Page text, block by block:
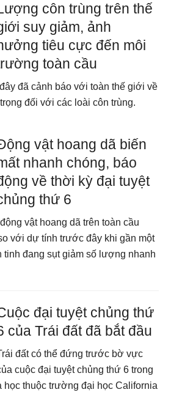
côn trùng trên thế
suy giảm, ảnh
tiêu cực đến môi
toàn cầu
đã cảnh báo với toàn thế giới về
đối với các loài côn trùng.
vật hoang dã biến
nhanh chóng, báo
về thời kỳ đại tuyệt
thứ 6
vật hoang dã trên toàn cầu
với dự tính trước đây khi gần một
tinh đang sụt giảm số lượng nhanh
đại tuyệt chủng thứ
của Trái đất đã bắt đầu
đất có thể đứng trước bờ vực
cuộc đại tuyệt chủng thứ 6 trong
học thuộc trường đại học California